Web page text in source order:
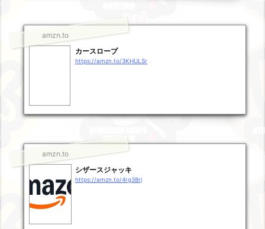
amzn.to
カースロープ
https://amzn.to/3KHULSr
amzn.to
シザースジャッキ
https://amzn.to/4rg38rj